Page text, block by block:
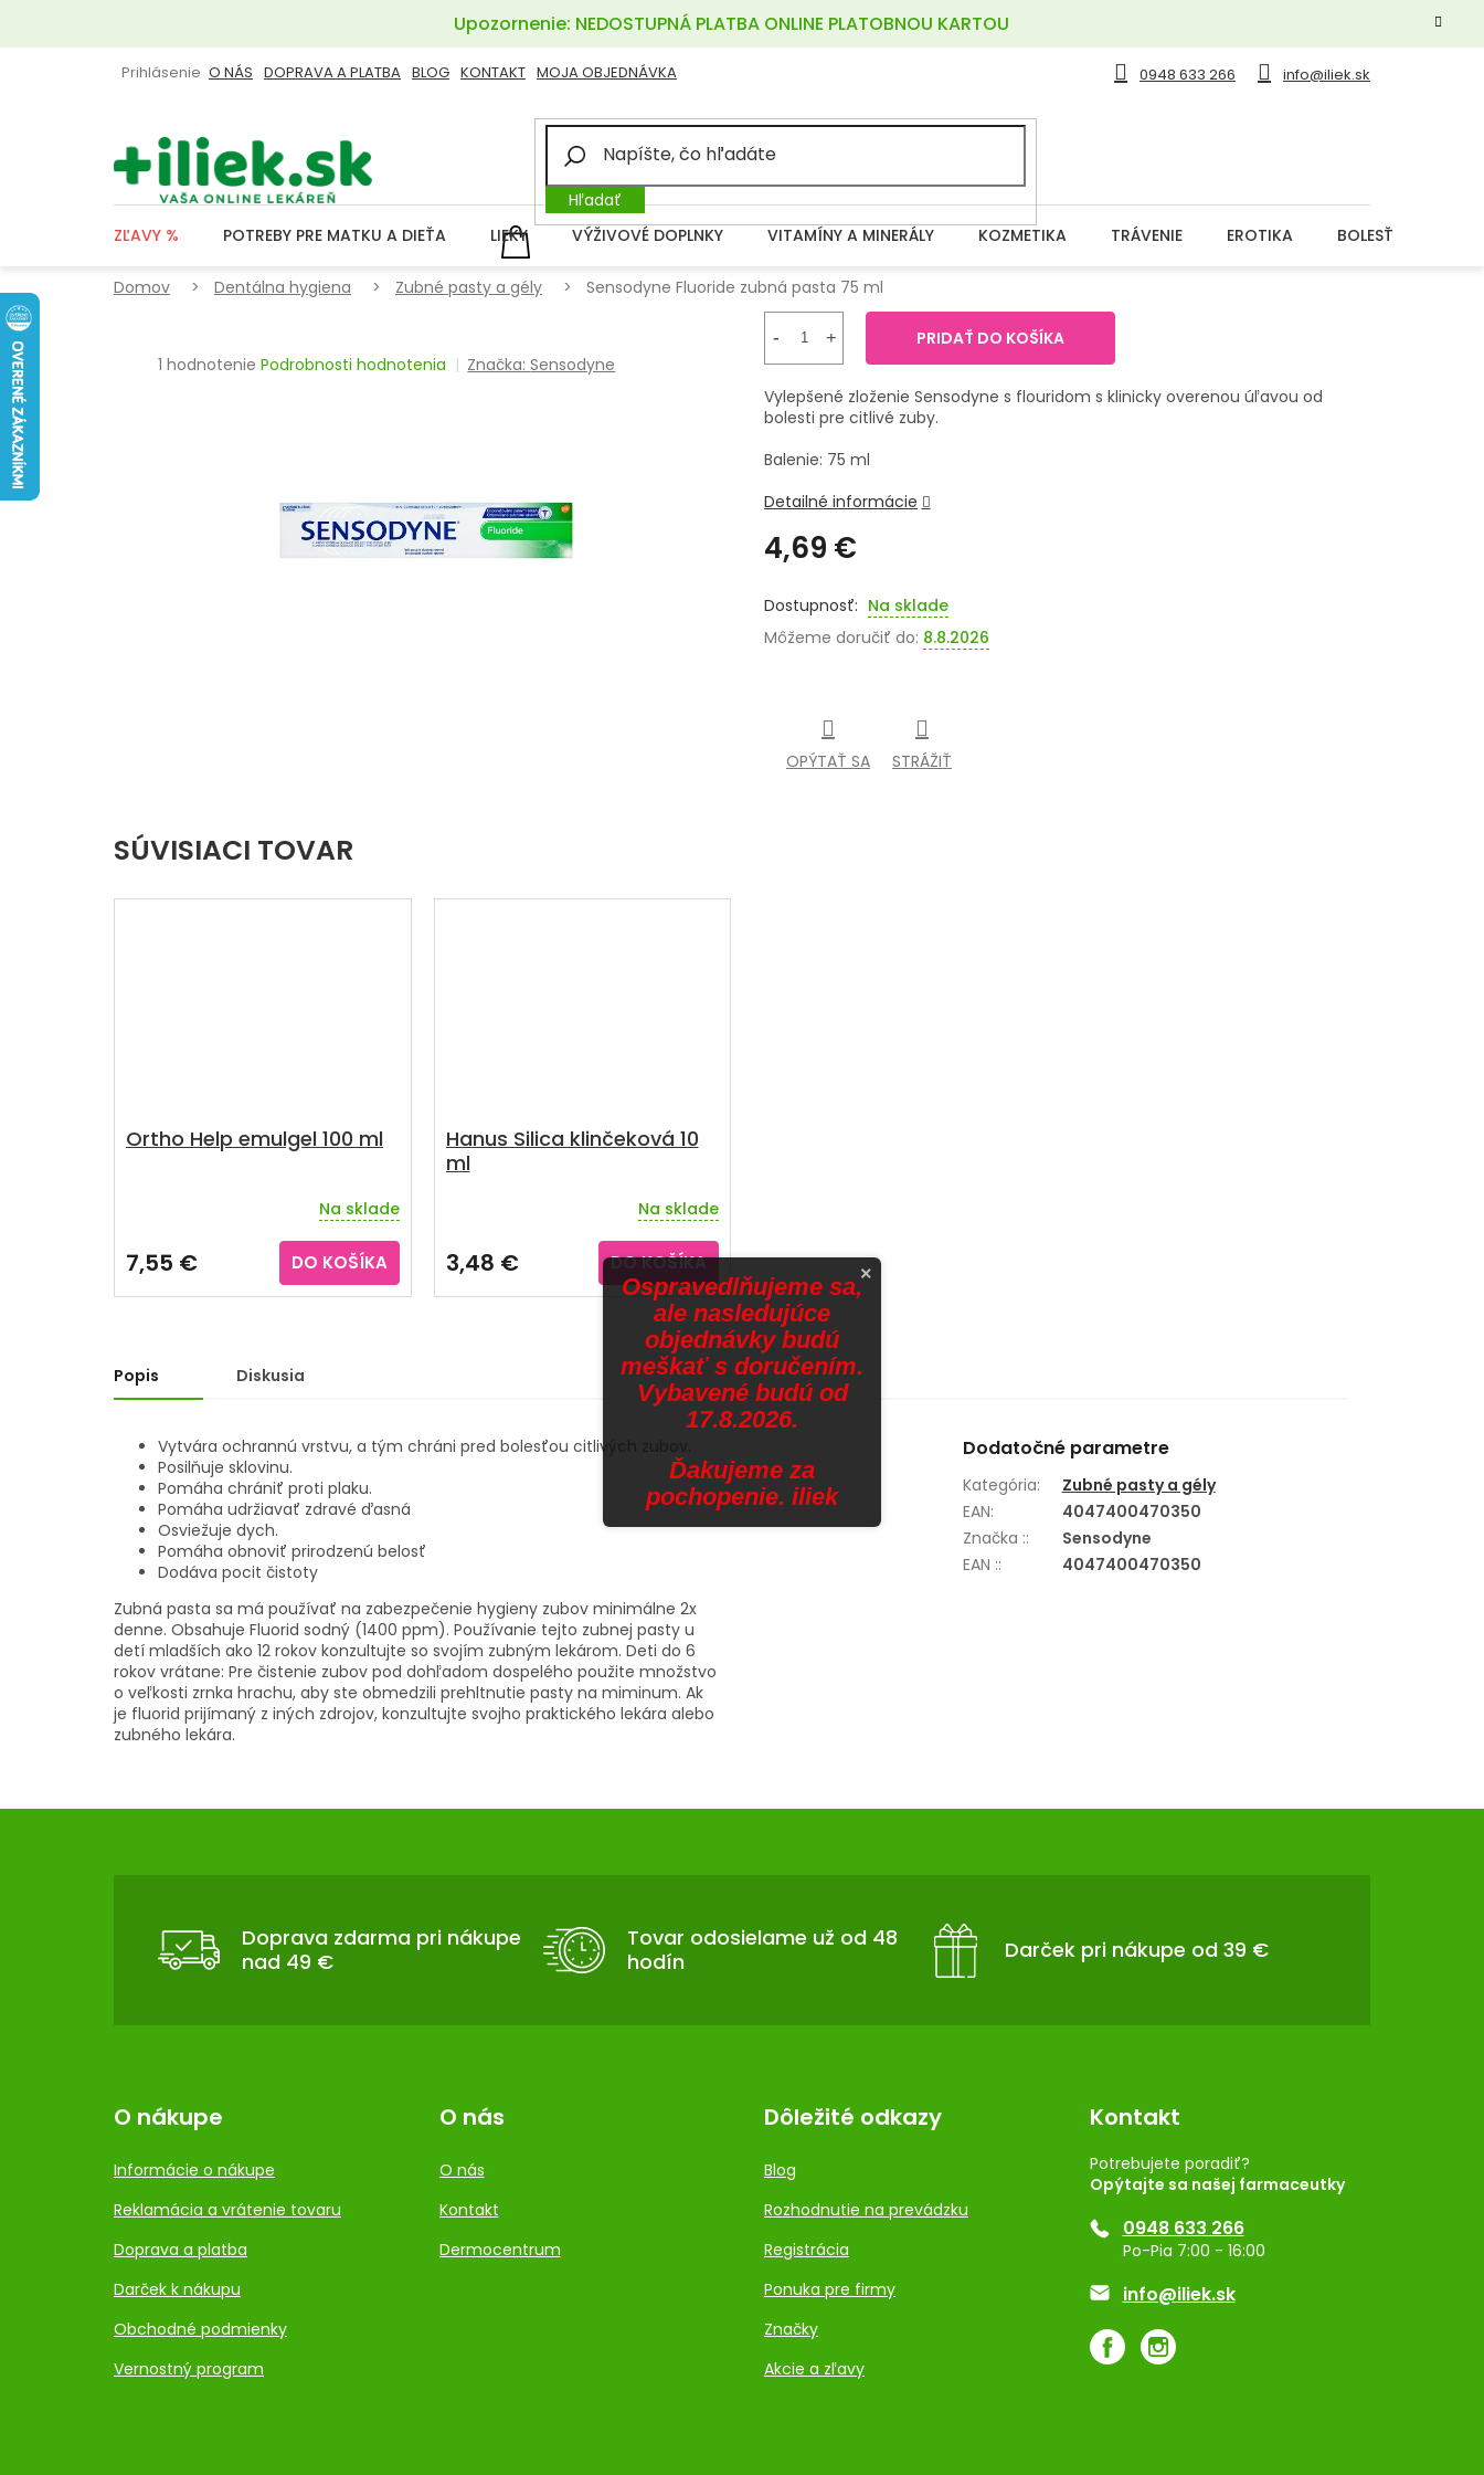
obsah
Upozornenie: NEDOSTUPNÁ PLATBA ONLINE PLATOBNOU KARTOU
0948 633 266 info@iliek.sk
O NÁS DOPRAVA A PLATBA BLOG KONTAKT MOJA OBJEDNÁVKA
Prihlásenie
Hľadať
NÁKUPNÝ
KOŠÍK
ZĽAVY % POTREBY PRE MATKU A DIEŤA LIEKY VÝŽIVOVÉ DOPLNKY VITAMÍNY A MINERÁLY KOZMETIKA TRÁVENIE EROTIKA BOLESŤ
Domov Dentálna hygiena Zubné pasty a gély Sensodyne Fluoride zubná pasta 75 ml
Priemerné
1 hodnotenie Podrobnosti hodnotenia Značka:Sensodyne
4,69 €
cena:
Na sklade
Môžeme doručiť do: 8.8.2026
PRIDAŤ DO KOŠÍKA
Vylepšené zloženie Sensodyne s flouridom s klinicky overenou úľavou od
bolesti pre citlivé zuby.
Balenie: 75 ml
Detailné informácie
OPÝTAŤ SA STRÁŽIŤ
SÚVISIACI TOVAR
Ortho Help emulgel 100 ml
Na sklade
7,55 € DO KOŠÍKA
Hanus Silica klinčeková 10
ml
Na sklade
3,48 € DO KOŠÍKA
Popis Diskusia
Vytvára ochrannú vrstvu, a tým chráni pred bolesťou citlivých zubov.
Posilňuje sklovinu.
Pomáha chrániť proti plaku.
Pomáha udržiavať zdravé ďasná
Osviežuje dych.
Pomáha obnoviť prirodzenú belosť
Dodáva pocit čistoty
Zubná pasta sa má používať na zabezpečenie hygieny zubov minimálne 2x
denne. Obsahuje Fluorid sodný (1400 ppm). Používanie tejto zubnej pasty u
detí mladších ako 12 rokov konzultujte so svojím zubným lekárom. Deti do 6
rokov vrátane: Pre čistenie zubov pod dohľadom dospelého použite množstvo
o veľkosti zrnka hrachu, aby ste obmedzili prehltnutie pasty na miminum. Ak
je fluorid prijímaný z iných zdrojov, konzultujte svojho praktického lekára alebo
zubného lekára.
Dodatočné parametre
Kategória:
Zubné pasty a gély
EAN:
4047400470350
Značka ::
Sensodyne
EAN :: 4047400470350
Doprava zdarma pri nákupe
nad 49 €
Tovar odosielame už od 48
hodín
Darček pri nákupe od 39 €
O nákupe
Informácie o nákupe
Reklamácia a vrátenie tovaru
Doprava a platba
Darček k nákupu
Obchodné podmienky
Vernostný program
O nás
O nás
Kontakt
Dermocentrum
Dôležité odkazy
Blog
Rozhodnutie na prevádzku
Registrácia
Ponuka pre firmy
Značky
Akcie a zľavy
Kontakt
Potrebujete poradiť?
Opýtajte sa našej farmaceutky
0948 633 266
Po-Pia 7:00 - 16:00
info@iliek.sk
×
Ospravedlňujeme sa,
ale nasledujúce
objednávky budú
meškať s doručením.
Vybavené budú od
17.8.2026.
Ďakujeme za
pochopenie. iliek